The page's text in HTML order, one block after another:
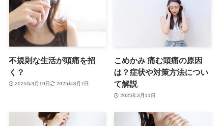
不規則な生活が頭痛を招
く？
2025年3月19日 2025年8月7日
こめかみ 痛む頭痛の原因
は？症状や対策方法につい
て解説
2025年3月11日